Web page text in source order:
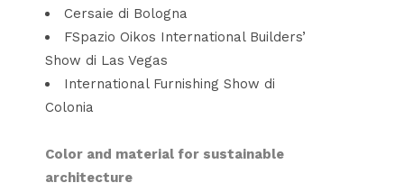
Cersaie di Bologna
FSpazio Oikos International Builders’
Show di Las Vegas
International Furnishing Show di
Colonia
Color and material for sustainable
architecture